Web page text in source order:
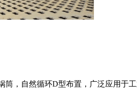
筒，自然循环D型布置，广泛应用于